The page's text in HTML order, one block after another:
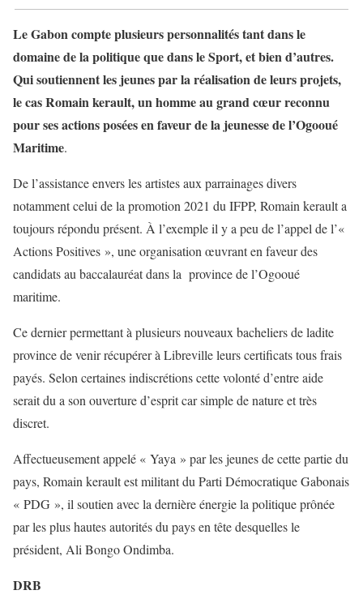
Le Gabon compte plusieurs personnalités tant dans le
domaine de la politique que dans le Sport, et bien d’autres.
Qui soutiennent les jeunes par la réalisation de leurs projets,
le cas Romain kerault, un homme au grand cœur reconnu
pour ses actions posées en faveur de la jeunesse de l’Ogooué
Maritime.
De l’assistance envers les artistes aux parrainages divers
notamment celui de la promotion 2021 du IFPP, Romain kerault a
toujours répondu présent. À l’exemple il y a peu de l’appel de l’«
Actions Positives », une organisation œuvrant en faveur des
candidats au baccalauréat dans la province de l’Ogooué
maritime.
Ce dernier permettant à plusieurs nouveaux bacheliers de ladite
province de venir récupérer à Libreville leurs certificats tous frais
payés. Selon certaines indiscrétions cette volonté d’entre aide
serait du a son ouverture d’esprit car simple de nature et très
discret.
Affectueusement appelé « Yaya » par les jeunes de cette partie du
pays, Romain kerault est militant du Parti Démocratique Gabonais
« PDG », il soutien avec la dernière énergie la politique prônée
par les plus hautes autorités du pays en tête desquelles le
président, Ali Bongo Ondimba.
DRB